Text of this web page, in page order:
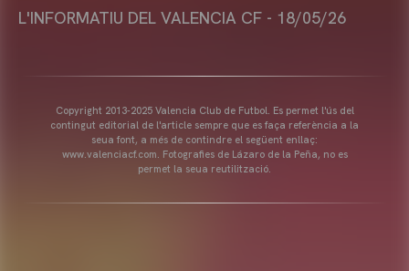
L'INFORMATIU DEL VALENCIA CF - 18/05/26
Copyright 2013-2025 Valencia Club de Futbol. Es permet l'ús del
contingut editorial de l'article sempre que es faça referència a la
seua font, a més de contindre el següent enllaç:
www.valenciacf.com. Fotografies de Lázaro de la Peña, no es
permet la seua reutilització.